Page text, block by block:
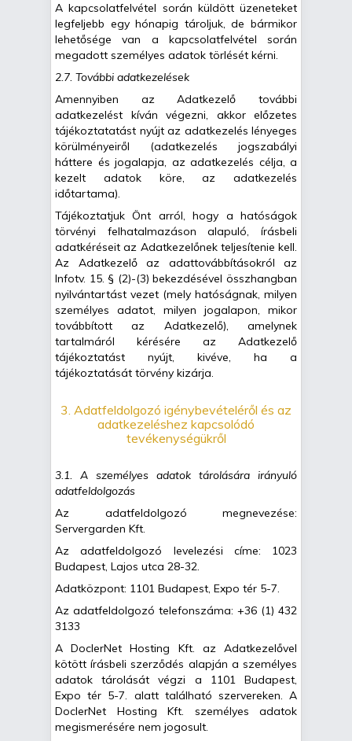
A kapcsolatfelvétel során küldött üzeneteket
legfeljebb egy hónapig tároljuk, de bármikor
lehetősége van a kapcsolatfelvétel során
megadott személyes adatok törlését kérni.
2.7. További adatkezelések
Amennyiben az Adatkezelő további
adatkezelést kíván végezni, akkor előzetes
tájékoztatatást nyújt az adatkezelés lényeges
körülményeiről (adatkezelés jogszabályi
háttere és jogalapja, az adatkezelés célja, a
kezelt adatok köre, az adatkezelés
időtartama).
Tájékoztatjuk Önt arról, hogy a hatóságok
törvényi felhatalmazáson alapuló, írásbeli
adatkéréseit az Adatkezelőnek teljesítenie kell.
Az Adatkezelő az adattovábbításokról az
Infotv. 15. § (2)-(3) bekezdésével összhangban
nyilvántartást vezet (mely hatóságnak, milyen
személyes adatot, milyen jogalapon, mikor
továbbított az Adatkezelő), amelynek
tartalmáról kérésére az Adatkezelő
tájékoztatást nyújt, kivéve, ha a
tájékoztatását törvény kizárja.
3. Adatfeldolgozó igénybevételéről és az
adatkezeléshez kapcsolódó
tevékenységükről
3.1. A személyes adatok tárolására irányuló
adatfeldolgozás
Az adatfeldolgozó megnevezése:
Servergarden Kft.
Az adatfeldolgozó levelezési címe: 1023
Budapest, Lajos utca 28-32.
Adatközpont: 1101 Budapest, Expo tér 5-7.
Az adatfeldolgozó telefonszáma: +36 (1) 432
3133
A DoclerNet Hosting Kft. az Adatkezelővel
kötött írásbeli szerződés alapján a személyes
adatok tárolását végzi a 1101 Budapest,
Expo tér 5-7. alatt található szervereken. A
DoclerNet Hosting Kft. személyes adatok
megismerésére nem jogosult.